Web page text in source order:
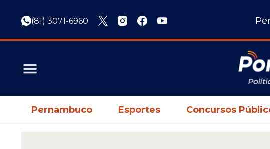
(81) 3071-6960
Pernambuco Esportes Concursos